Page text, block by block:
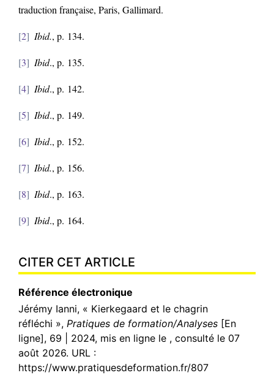
traduction française, Paris, Gallimard.
2 Ibid., p. 134.
3 Ibid., p. 135.
4 Ibid., p. 142.
5 Ibid., p. 149.
6 Ibid., p. 152.
7 Ibid., p. 156.
8 Ibid., p. 163.
9 Ibid., p. 164.
CITER CET ARTICLE
Référence électronique
Jérémy Ianni, « Kierkegaard et le chagrin
réfléchi », Pratiques de formation/Analyses [En
ligne], 69 | 2024, mis en ligne le , consulté le 07
août 2026. URL :
https://www.pratiquesdeformation.fr/807